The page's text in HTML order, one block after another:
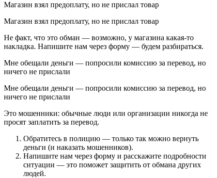
Магазин взял предоплату, но не прислал товар
Магазин взял предоплату, но не прислал товар
Не факт, что это обман — возможно, у магазина какая-то
накладка. Напишите нам через форму — будем разбираться.
Мне обещали деньги — попросили комиссию за перевод, но
ничего не прислали
Мне обещали деньги — попросили комиссию за перевод, но
ничего не прислали
Это мошенники: обычные люди или организации никогда не
просят заплатить за перевод.
Обратитесь в полицию — только так можно вернуть
деньги (и наказать мошенников).
Напишите нам через форму и расскажите подробности
ситуации — это поможет защитить от обмана других
людей.